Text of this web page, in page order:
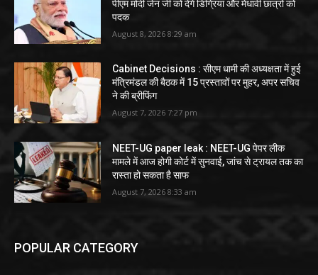
पीएम मोदी जेन जी को देंगे डिग्रियां और मेधावी छात्रों को
पदक
August 8, 2026 8:29 am
Cabinet Decisions : सीएम धामी की अध्यक्षता में हुई
मंत्रिमंडल की बैठक में 15 प्रस्तावों पर मुहर, अपर सचिव
ने की ब्रीफिंग
August 7, 2026 7:27 pm
NEET-UG paper leak : NEET-UG पेपर लीक
मामले में आज होगी कोर्ट में सुनवाई, जांच से ट्रायल तक का
रास्ता हो सकता है साफ
August 7, 2026 8:33 am
POPULAR CATEGORY